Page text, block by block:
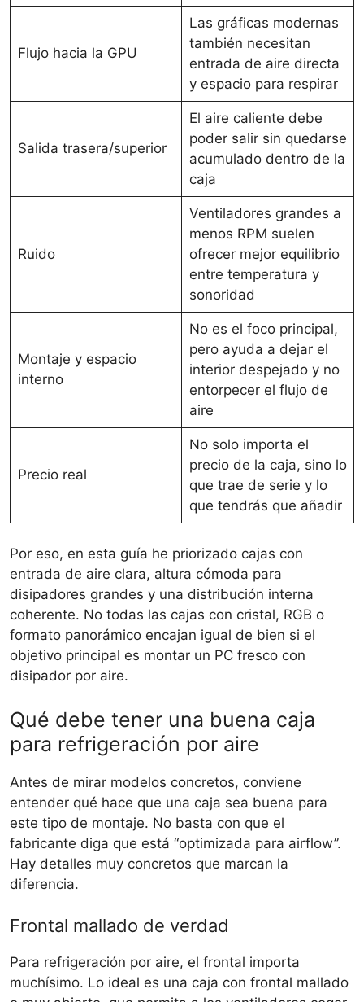
Flujo hacia la GPU
Las gráficas modernas
también necesitan
entrada de aire directa
y espacio para respirar
Salida trasera/superior
El aire caliente debe
poder salir sin quedarse
acumulado dentro de la
caja
Ruido
Ventiladores grandes a
menos RPM suelen
ofrecer mejor equilibrio
entre temperatura y
sonoridad
Montaje y espacio
interno
No es el foco principal,
pero ayuda a dejar el
interior despejado y no
entorpecer el flujo de
aire
Precio real
No solo importa el
precio de la caja, sino lo
que trae de serie y lo
que tendrás que añadir
Por eso, en esta guía he priorizado cajas con
entrada de aire clara, altura cómoda para
disipadores grandes y una distribución interna
coherente. No todas las cajas con cristal, RGB o
formato panorámico encajan igual de bien si el
objetivo principal es montar un PC fresco con
disipador por aire.
Qué debe tener una buena caja
para refrigeración por aire
Antes de mirar modelos concretos, conviene
entender qué hace que una caja sea buena para
este tipo de montaje. No basta con que el
fabricante diga que está “optimizada para airflow”.
Hay detalles muy concretos que marcan la
diferencia.
Frontal mallado de verdad
Para refrigeración por aire, el frontal importa
muchísimo. Lo ideal es una caja con frontal mallado